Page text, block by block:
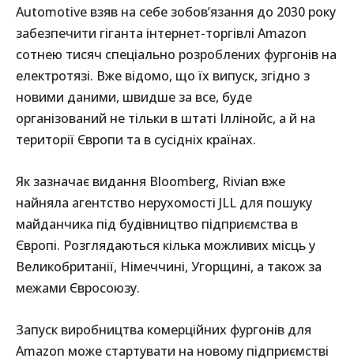
Automotive взяв на себе зобов’язання до 2030 року
забезпечити гіганта інтернет-торгівлі Amazon
сотнею тисяч спеціально розроблених фургонів на
електротязі. Вже відомо, що їх випуск, згідно з
новими даними, швидше за все, буде
організований не тільки в штаті Іллінойс, а й на
території Європи та в сусідніх країнах.
Як зазначає видання Bloomberg, Rivian вже
найняла агентство нерухомості JLL для пошуку
майданчика під будівництво підприємства в
Європі. Розглядаються кілька можливих місць у
Великобританії, Німеччині, Угорщині, а також за
межами Євросоюзу.
Запуск виробництва комерційних фургонів для
Amazon може стартувати на новому підприємстві